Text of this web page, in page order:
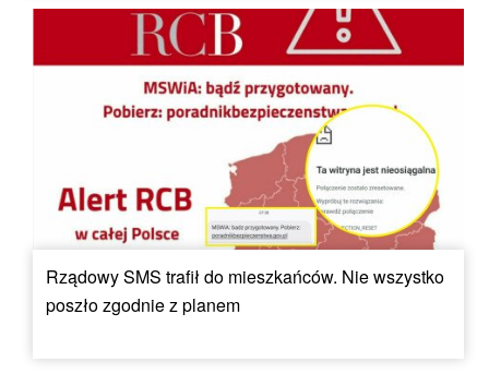
Rządowy SMS trafił do mieszkańców. Nie wszystko
poszło zgodnie z planem